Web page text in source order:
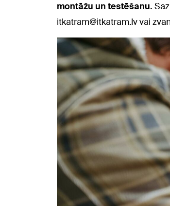
montāžu un testēšanu.
itkatram@itkatram.lv vai